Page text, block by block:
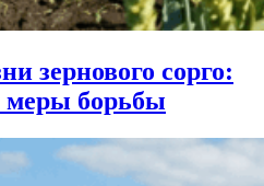
зернового сорго:
меры борьбы